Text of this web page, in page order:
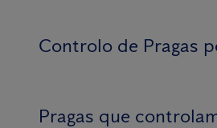
Controlo de Pragas
Pragas que